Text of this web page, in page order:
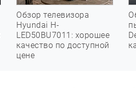
Обзор телевизора
Hyundai H-
LED50BU7011: хорошее
качество по доступной
цене